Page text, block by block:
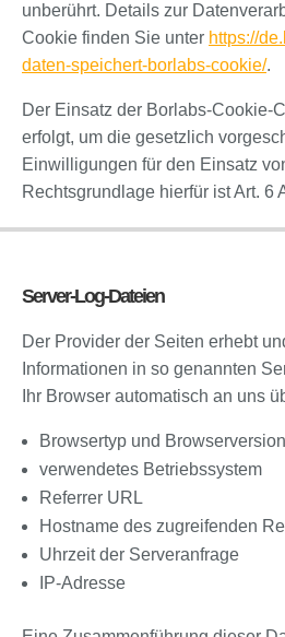
unberührt. Details zur
Cookie finden Sie unter https://
daten-speichert-borlabs-cookie/.
Der Einsatz der Borlabs-Cookie-
erfolgt, um die gesetzlich
Einwilligungen für den Einsatz
Rechtsgrundlage hierfür ist Art. 6
Server-Log-Dateien
Der Provider der Seiten erhebt
Informationen in so genannten
Ihr Browser automatisch an uns
Browsertyp und Browserversion
verwendetes Betriebssystem
Referrer URL
Hostname des zugreifenden
Uhrzeit der Serveranfrage
IP-Adresse